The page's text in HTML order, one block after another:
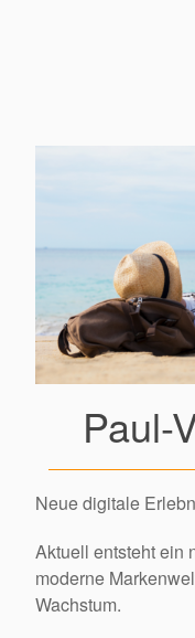
Paul-
Neue digitale
Aktuell entsteht ein
moderne
Wachstum.